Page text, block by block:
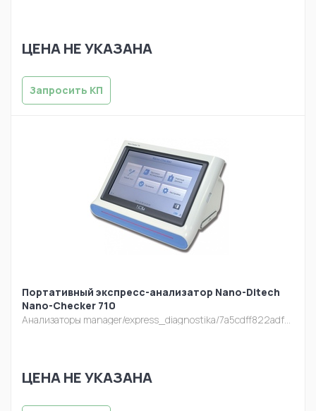
ЦЕНА НЕ УКАЗАНА
Запросить КП
Портативный экспресс-анализатор Nano-Ditech
Nano-Checker 710
Анализаторы manager/express_diagnostika/7a5cdff822adfe21cd2c0aaf82328ac2.jpg
ЦЕНА НЕ УКАЗАНА